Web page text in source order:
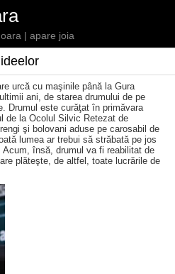
| apare joia
urcă cu maşinile până la Gura
ani, de starea drumului de pe
Drumul este curăţat în primăvara
de la Ocolul Silvic Retezat de
şi bolovani aduse pe carosabil de
lumea ar trebui să străbată pe jos
însă, drumul va fi reabilitat de
plăteşte, de altfel, toate lucrările de